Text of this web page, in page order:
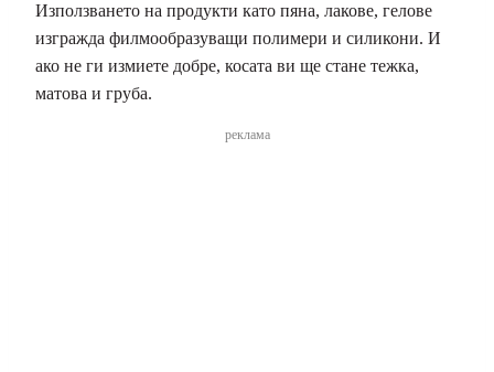
Използването на продукти като пяна, лакове, гелове
изгражда филмообразуващи полимери и силикони. И
ако не ги измиете добре, косата ви ще стане тежка,
матова и груба.
реклама